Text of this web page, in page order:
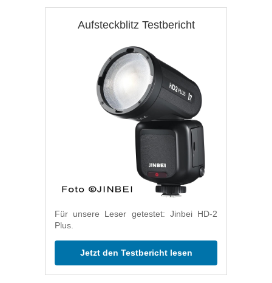
Aufsteckblitz Testbericht
Für unsere Leser getestet: Jinbei HD-2
Plus.
Jetzt den Testbericht lesen